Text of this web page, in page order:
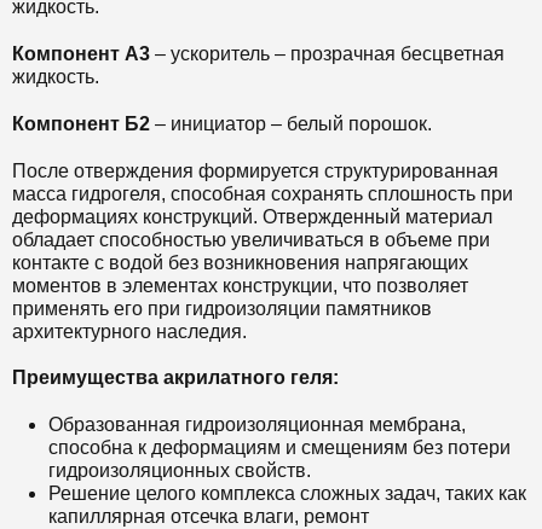
жидкость.
Компонент А3 – ускоритель – прозрачная бесцветная
жидкость.
Компонент Б2 – инициатор – белый порошок.
После отверждения формируется структурированная
масса гидрогеля, способная сохранять сплошность при
деформациях конструкций. Отвержденный материал
обладает способностью увеличиваться в объеме при
контакте с водой без возникновения напрягающих
моментов в элементах конструкции, что позволяет
применять его при гидроизоляции памятников
архитектурного наследия.
Преимущества акрилатного геля:
Образованная гидроизоляционная мембрана,
способна к деформациям и смещениям без потери
гидроизоляционных свойств.
Решение целого комплекса сложных задач, таких как
капиллярная отсечка влаги, ремонт